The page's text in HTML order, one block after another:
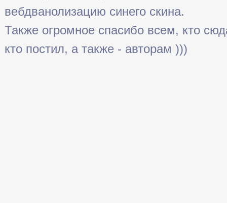
вебдванолизацию синего скина.
Также огромное спасибо всем, кто
кто постил, а также - авторам )))